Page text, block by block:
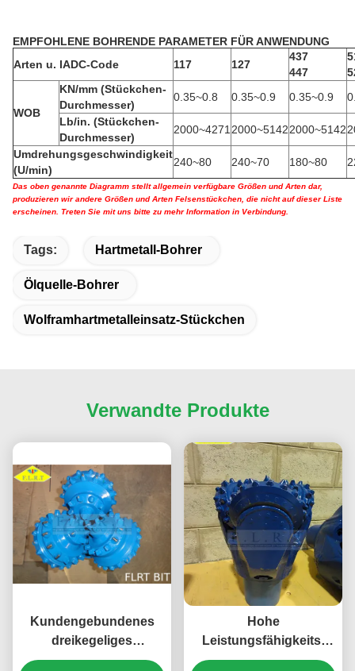
EMPFOHLENE BOHRENDE PARAMETER FÜR ANWENDUNG
Arten u. IADC-Code
117 127
437
447
WOB
KN/mm (Stückchen-
Durchmesser)
0.35~0.8 0.35~0.9 0.35~0.9
Lb/in. (Stückchen-
Durchmesser)
2000~42712000~51422000~5142
Umdrehungsgeschwindigkeit
(U/min)
240~80 240~70 180~80
Das oben genannte Diagramm stellt allgemein verfügbare Größen und Arten dar,
produzieren wir andere Größen und Arten Felsenstückchen, die nicht auf dieser Liste
erscheinen. Treten Sie mit uns bitte zu mehr Information in Verbindung.
Tags: Hartmetall-Bohrer
Ölquelle-Bohrer
Wolframhartmetalleinsatz-Stückchen
Verwandte Produkte
Kundengebundenes
dreikegeliges
Stückchen-Gummi
Hohe
Leistungsfähigkeits-
gemahlener Zahn biss